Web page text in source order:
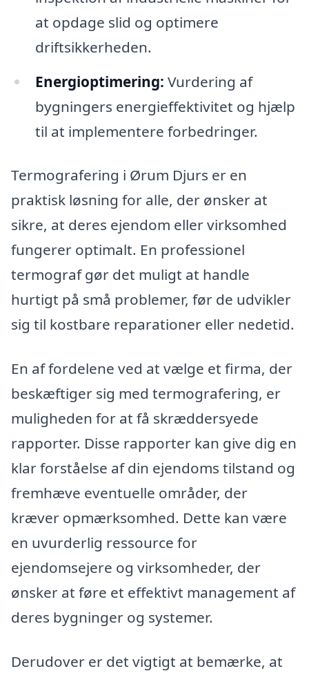
at opdage slid og optimere
driftsikkerheden.
Energioptimering: Vurdering af
bygningers energieffektivitet og hjælp
til at implementere forbedringer.
Termografering i Ørum Djurs er en
praktisk løsning for alle, der ønsker at
sikre, at deres ejendom eller virksomhed
fungerer optimalt. En professionel
termograf gør det muligt at handle
hurtigt på små problemer, før de udvikler
sig til kostbare reparationer eller nedetid.
En af fordelene ved at vælge et firma, der
beskæftiger sig med termografering, er
muligheden for at få skræddersyede
rapporter. Disse rapporter kan give dig en
klar forståelse af din ejendoms tilstand og
fremhæve eventuelle områder, der
kræver opmærksomhed. Dette kan være
en uvurderlig ressource for
ejendomsejere og virksomheder, der
ønsker at føre et effektivt management af
deres bygninger og systemer.
Derudover er det vigtigt at bemærke, at